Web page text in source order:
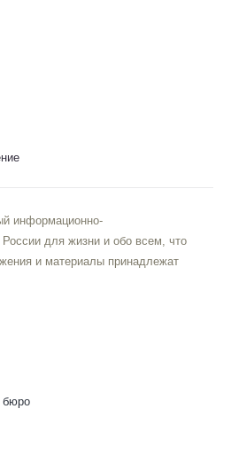
информационно-
для жизни и обо всем, что
и материалы принадлежат
бюро